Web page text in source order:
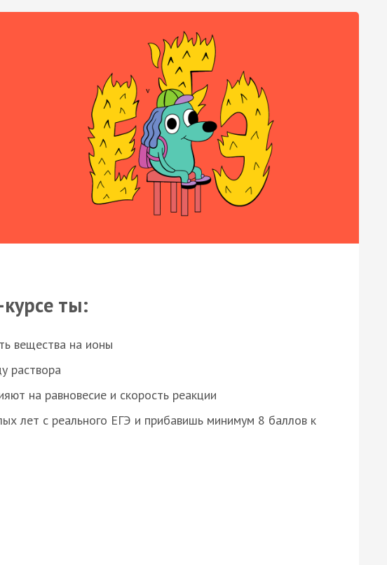
ты:
вещества на ионы
раствора
на равновесие и скорость реакции
лет с реального ЕГЭ и прибавишь минимум 8 баллов к